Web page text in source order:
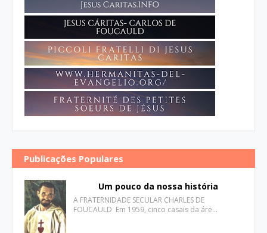
Publicações Populares
Um pouco da nossa história
A FRATERNIDADE SECULAR CHARLES DE
FOUCAULD Em 1959, cinco casais da áre…